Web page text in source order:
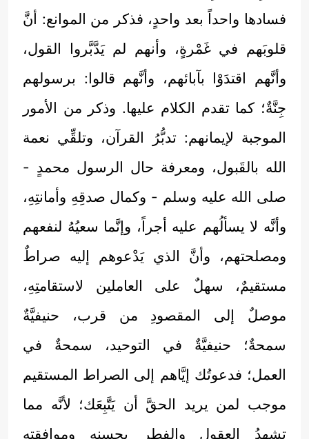
فسادها واحداً بعد واحدٍ، فذكر من الموانع: أنَّ
قلوبَهم في غَمْرةٍ، وأنهم لم يَدَّبَّروا القول،
وأنَّهم اقتدَوْا بآبائهم، وأنَّهم قالوا: برسولهم
جِنَّةٌ؛ كما تقدم الكلام عليها. وذكر من الأمور
الموجبة لإيمانهم: تدبُّرُ القرآن، وتلقِّي نعمة
الله بالقَبول، ومعرفة حال الرسول محمدٍ -
صلى الله عليه وسلم - وكمال صدقِهِ وأمانتِهِ،
وأنَّه لا يسألُهم عليه أجراً، وإنَّما سعيُهُ لنفعهم
ومصلحتهم، وأنَّ الذي يَدْعوهم إليه صراطٌ
مستقيمٌ، سهلٌ على العاملين لاستقامتِهِ،
موصلٌ إلى المقصودِ من قرب، حنيفيَّةٌ
سمحةٌ؛ حنيفيَّةٌ في التوحيد، سمحةٌ في
العمل؛ فدعوتُك إيَّاهم إلى الصراط المستقيم
موجب لمن يريد الحقَّ أن يَتَّبِعَك؛ لأنَّه مما
تشهدُ العقول والفطر بحسنِهِ وموافقتِهِ